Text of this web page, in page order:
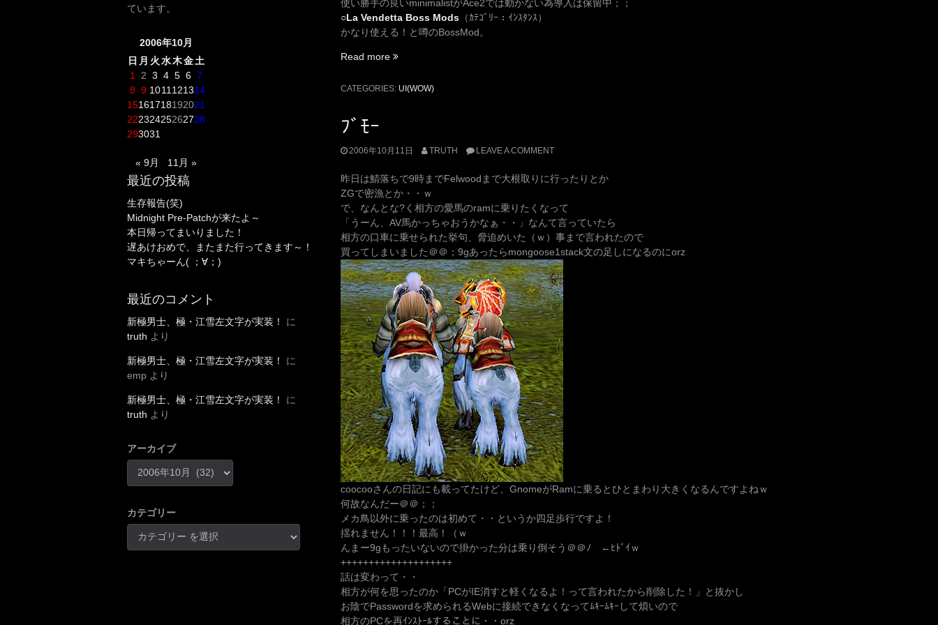
使い勝手の良いminimalistがAce2では動かない為導入は保留中；；
○La Vendetta Boss Mods （ｶﾃｺﾞﾘｰ：ｲﾝｽﾀﾝｽ）
かなり使える！と噂のBossMod。
Read more “UI
2006/10/11
CATEGORIES: UI(WOW)
ﾌﾞﾓｰ
2006年10月11日 TRUTH LEAVE A COMMENT
昨日は鯖落ちで9時までFelwoodまで大根取りに行ったりとか
ZGで密漁とか・・ｗ
で、なんとな?く相方の愛馬のramに乗りたくなって
「うーん、AV馬かっちゃおうかなぁ・・」なんて言っていたら
相方の口車に乗せられた挙句、脅迫めいた（ｗ）事まで言われたので
買ってしまいました＠＠；9gあったらmongoose1stack文の足しになるのにorz
coocooさんの日記にも載ってたけど、GnomeがRamに乗るとひとまわり大きくなるんですよねｗ
何故なんだー＠＠；；
メカ鳥以外に乗ったのは初めて・・というか四足歩行ですよ！
揺れません！！！最高！（ｗ
んまー9gもったいないので掛かった分は乗り倒そう＠＠ﾉ ←ﾋﾄﾞｲｗ
++++++++++++++++++++
話は変わって・・
相方が何を思ったのか「PCがIE消すと軽くなるよ！って言われたから削除した！」と抜かし
お陰でPasswordを求められるWebに接続できなくなってﾑｷｰﾑｷｰして煩いので
相方のPCを再ｲﾝｽﾄｰﾙすることに・・orz
ています。
2006年10月
日 月 火水木金土
1
2 3 4 5 6 7
8 9 1011 121314
15161718192021
22232425262728
293031
« 9月 11月 »
最近の投稿
生存報告(笑)
Midnight Pre-Patchが来たよ～
本日帰ってまいりました！
遅あけおめで、またまた行ってきます～！
マキちゃーん( ；∀；)
最近のコメント
新極男士、極・江雪左文字が実装！
に
truth より
新極男士、極・江雪左文字が実装！
に
emp より
新極男士、極・江雪左文字が実装！
に
truth より
アーカイブ
カテゴリー